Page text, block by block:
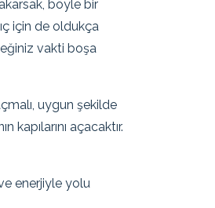
böyle bir
için de oldukça
vakti boşa
uygun şekilde
açacaktır.
enerjiyle yolu